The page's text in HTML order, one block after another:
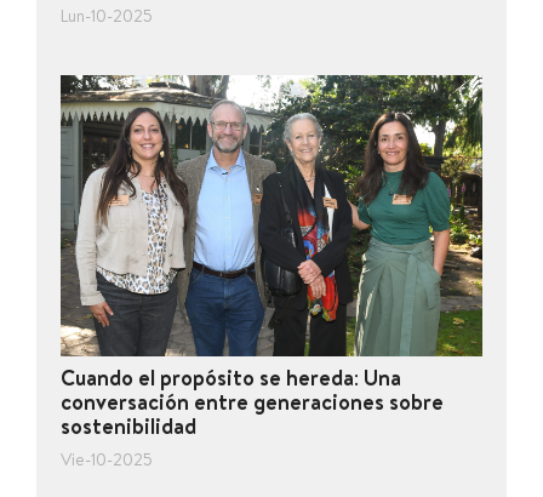
Lun-10-2025
Cuando el propósito se hereda: Una
conversación entre generaciones sobre
sostenibilidad
Vie-10-2025